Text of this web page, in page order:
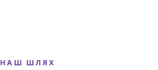
НАШ ШЛЯХ